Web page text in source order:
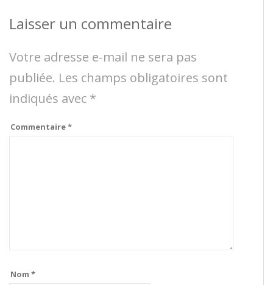
Laisser un commentaire
Votre adresse e-mail ne sera pas
publiée. Les champs obligatoires sont
indiqués avec *
Commentaire*
Nom *